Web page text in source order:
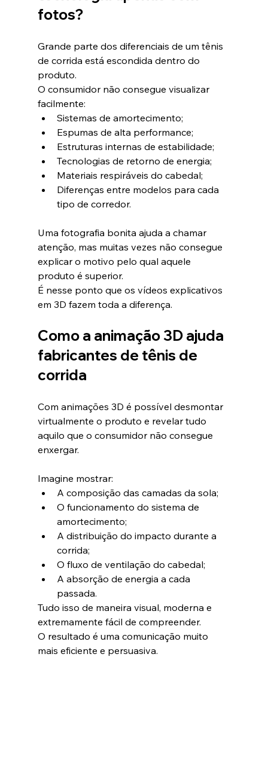
fotos?
Grande parte dos diferenciais de um tênis
de corrida está escondida dentro do
produto.
O consumidor não consegue visualizar
facilmente:
Sistemas de amortecimento;
Espumas de alta performance;
Estruturas internas de estabilidade;
Tecnologias de retorno de energia;
Materiais respiráveis do cabedal;
Diferenças entre modelos para cada
tipo de corredor.
Uma fotografia bonita ajuda a chamar
atenção, mas muitas vezes não consegue
explicar o motivo pelo qual aquele
produto é superior.
É nesse ponto que os vídeos explicativos
em 3D fazem toda a diferença.
Como a animação 3D ajuda
fabricantes de tênis de
corrida
Com animações 3D é possível desmontar
virtualmente o produto e revelar tudo
aquilo que o consumidor não consegue
enxergar.
Imagine mostrar:
A composição das camadas da sola;
O funcionamento do sistema de
amortecimento;
A distribuição do impacto durante a
corrida;
O fluxo de ventilação do cabedal;
A absorção de energia a cada
passada.
Tudo isso de maneira visual, moderna e
extremamente fácil de compreender.
O resultado é uma comunicação muito
mais eficiente e persuasiva.